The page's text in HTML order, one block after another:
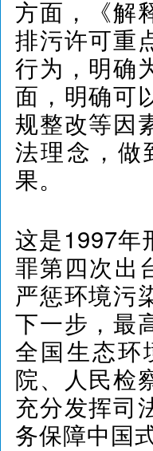
方面，《解
排污许可重
行为，明确
面，明确可
规整改等因
法理念，做
果。
这是1997年
罪第四次出
严惩环境污
下一步，最
全国生态环
院、人民检
充分发挥司
务保障中国